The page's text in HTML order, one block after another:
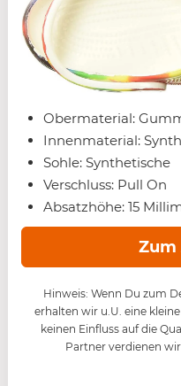
Obermaterial:
Innenmaterial:
Sohle: Synthetische
Verschluss: Pull On
Absatzhöhe: 15
Zum
Hinweis: Wenn Du zum
erhalten wir u.U. eine
keinen Einfluss auf die
Partner verdienen